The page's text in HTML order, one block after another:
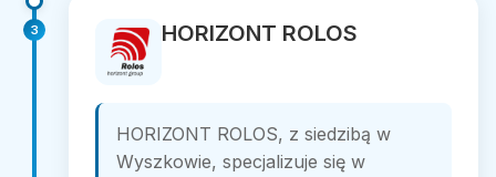
3 HORIZONT ROLOS
HORIZONT ROLOS, z siedzibą w
Wyszkowie, specjalizuje się w